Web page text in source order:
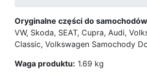
Oryginalne części do
VW, Skoda, SEAT, Cupra, Audi,
Classic, Volkswagen Samochody
Waga produktu: 1.69 kg